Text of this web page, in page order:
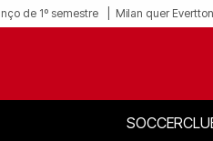
de 1º semestre Milan quer
SOCCER